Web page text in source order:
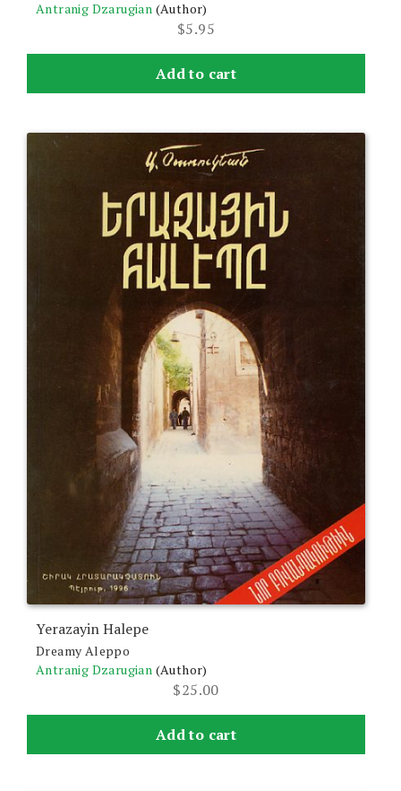
Antranig Dzarugian (Author)
$5.95
Add to cart
Yerazayin Halepe
Dreamy Aleppo
Antranig Dzarugian (Author)
$25.00
Add to cart